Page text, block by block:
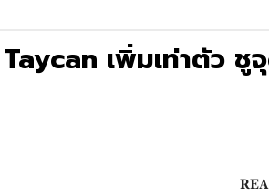
เพิ่มเท่าตัว ชู